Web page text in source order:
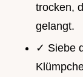
trocken,
gelangt.
✓ Siebe